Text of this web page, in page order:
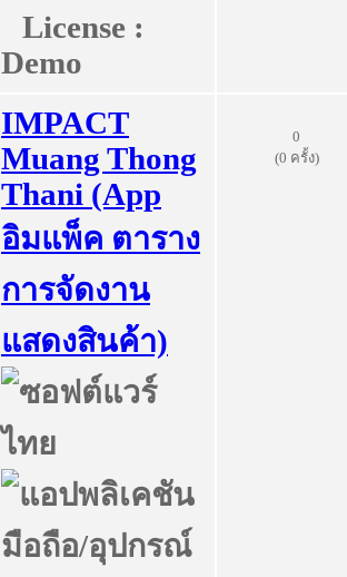
License :
Demo
IMPACT
Muang Thong
Thani (App
อิมแพ็ค ตาราง
การจัดงาน
แสดงสินค้า)
0
(0 ครั้ง)